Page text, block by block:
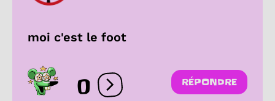
moi c'est le foot
0 Ouvrir les réactions
RÉPONDRE